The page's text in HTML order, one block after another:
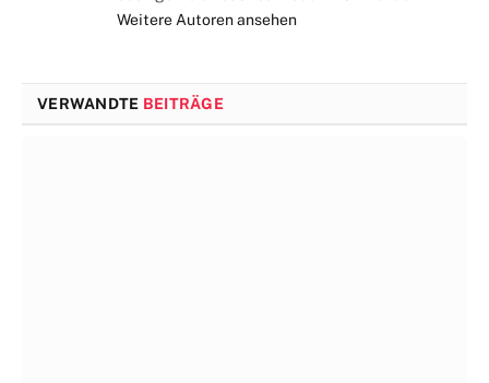
Weitere Autoren ansehen
VERWANDTE BEITRÄGE